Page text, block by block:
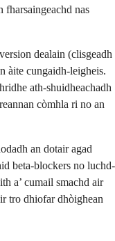
fharsaingeachd nas
dealain (clisgeadh
àite cungaidh-leigheis.
ath-shuidheachadh
còmhla ri no an
an dotair agad
beta-blockers no luchd-
a’ cumail smachd air
tro dhiofar dhòighean